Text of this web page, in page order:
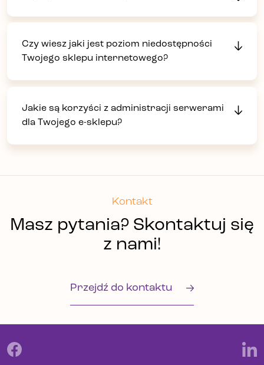
Czy wiesz jaki jest poziom niedostępności
Twojego sklepu internetowego?
Jakie są korzyści z administracji serwerami
dla Twojego e-sklepu?
Kontakt
Masz pytania? Skontaktuj się
z nami!
Przejdź do kontaktu